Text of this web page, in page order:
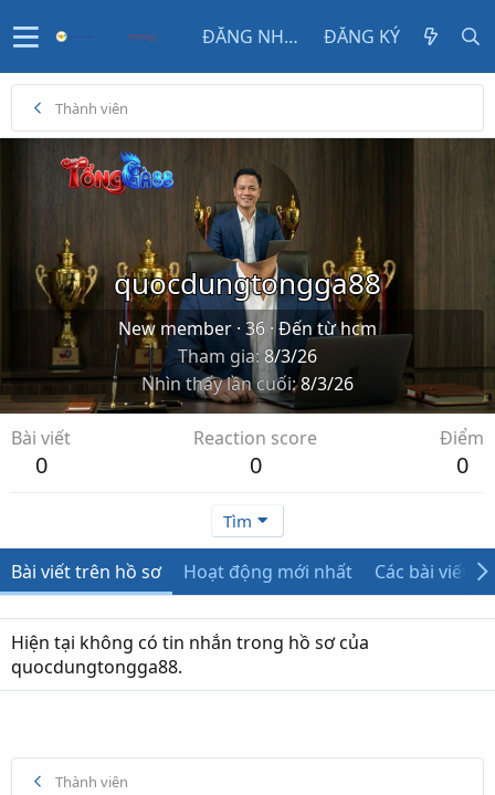
ĐĂNG NHẬP ĐĂNG KÝ
Thành viên
quocdungtongga88
New member · 36 ·Đến từhcm
Tham gia 8/3/26
Nhìn thấy lần cuối 8/3/26
Bài viết
0
Reaction score
0
Điểm
0
Tìm
Bài viết trên hồ sơ Hoạt động mới nhất Các bài viết
Hiện tại không có tin nhắn trong hồ sơ của
quocdungtongga88.
Thành viên